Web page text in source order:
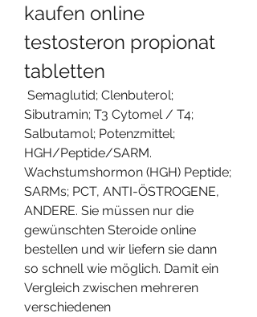
kaufen online
testosteron propionat
tabletten
Sibutramin; T3 Cytomel / T4;
Salbutamol; Potenzmittel;
HGH/Peptide/SARM.
Wachstumshormon (HGH) Peptide;
SARMs; PCT, ANTI-ÖSTROGENE,
ANDERE. Sie müssen nur die
gewünschten Steroide online
bestellen und wir liefern sie dann
so schnell wie möglich. Damit ein
Vergleich zwischen mehreren
verschiedenen